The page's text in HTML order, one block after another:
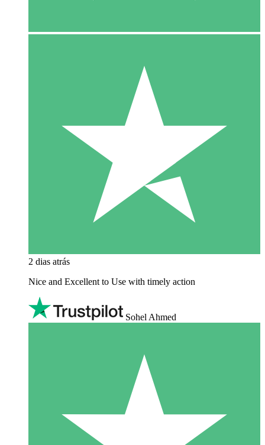
2 dias atrás
Nice and Excellent to Use with timely action
Sohel Ahmed